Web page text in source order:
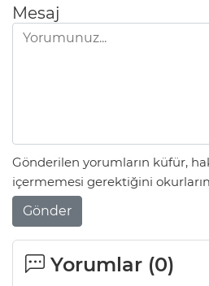
Mesaj
Gönderilen yorumların küfür,
içermemesi gerektiğini
Gönder
Yorumlar (0)